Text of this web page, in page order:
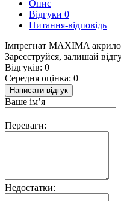
Опис
Відгуки 0
Питання-відповідь
Імпрегнат MAXIMA
Зареєструйся, залишай
Відгуків: 0
Середня оцінка: 0
Написати відгук
Ваше ім’я
Переваги:
Недостатки: